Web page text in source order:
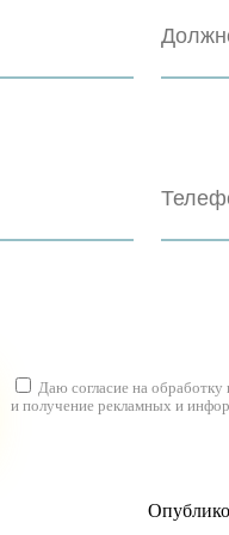
Даю согласие на обработку
и получение рекламных и